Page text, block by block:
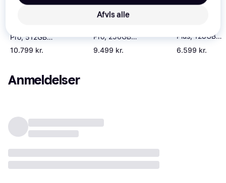
Pro, 512GB
Black Titanium
10.799 kr.
Pro, 256GB
White Titanium
9.499 kr.
Plus, 128GB
Black
6.599 kr.
Anmeldelser
Afvis alle